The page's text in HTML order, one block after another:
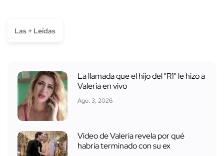
Las + Leídas
La llamada que el hijo del "R1" le hizo a
Valeria en vivo
Ago. 3, 2026
Video de Valeria revela por qué
habría terminado con su ex